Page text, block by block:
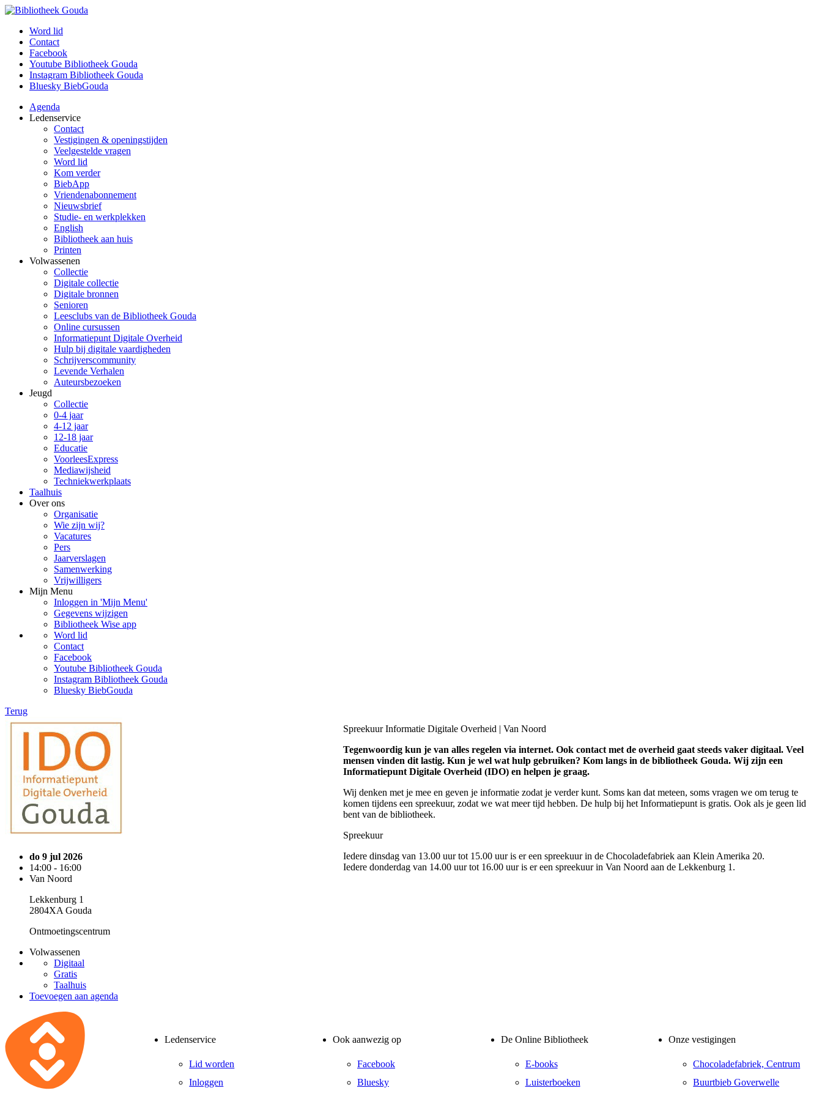
Word lid
Contact
Facebook
Youtube Bibliotheek Gouda
Instagram Bibliotheek Gouda
Bluesky BiebGouda
Agenda
Ledenservice
Contact
Vestigingen & openingstijden
Veelgestelde vragen
Word lid
Kom verder
BiebApp
Vriendenabonnement
Nieuwsbrief
Studie- en werkplekken
English
Bibliotheek aan huis
Printen
Volwassenen
Collectie
Digitale collectie
Digitale bronnen
Senioren
Leesclubs van de Bibliotheek Gouda
Online cursussen
Informatiepunt Digitale Overheid
Hulp bij digitale vaardigheden
Schrijverscommunity
Levende Verhalen
Auteursbezoeken
Jeugd
Collectie
0-4 jaar
4-12 jaar
12-18 jaar
Educatie
VoorleesExpress
Mediawijsheid
Techniekwerkplaats
Taalhuis
Over ons
Organisatie
Wie zijn wij?
Vacatures
Pers
Jaarverslagen
Samenwerking
Vrijwilligers
Mijn Menu
Inloggen in 'Mijn Menu'
Gegevens wijzigen
Bibliotheek Wise app
Word lid
Contact
Facebook
Youtube Bibliotheek Gouda
Instagram Bibliotheek Gouda
Bluesky BiebGouda
Terug
do 9 jul 2026
14:00 - 16:00
Van Noord
Lekkenburg 1
2804XA Gouda
Ontmoetingscentrum
Volwassenen
Digitaal
Gratis
Taalhuis
Toevoegen aan agenda
Spreekuur Informatie Digitale Overheid | Van Noord
Tegenwoordig kun je van alles regelen via internet. Ook contact met de overheid gaat steeds vaker digitaal. Veel
mensen vinden dit lastig. Kun je wel wat hulp gebruiken? Kom langs in de bibliotheek Gouda. Wij zijn een
Informatiepunt Digitale Overheid (IDO) en helpen je graag.
Wij denken met je mee en geven je informatie zodat je verder kunt. Soms kan dat meteen, soms vragen we om terug te
komen tijdens een spreekuur, zodat we wat meer tijd hebben. De hulp bij het Informatiepunt is gratis. Ook als je geen lid
bent van de bibliotheek.
Spreekuur
Iedere dinsdag van 13.00 uur tot 15.00 uur is er een spreekuur in de Chocoladefabriek aan Klein Amerika 20.
Iedere donderdag van 14.00 uur tot 16.00 uur is er een spreekuur in Van Noord aan de Lekkenburg 1.
Ledenservice
Lid worden
Inloggen
Ook aanwezig op
Facebook
Bluesky
De Online Bibliotheek
E-books
Luisterboeken
Onze vestigingen
Chocoladefabriek, Centrum
Buurtbieb Goverwelle